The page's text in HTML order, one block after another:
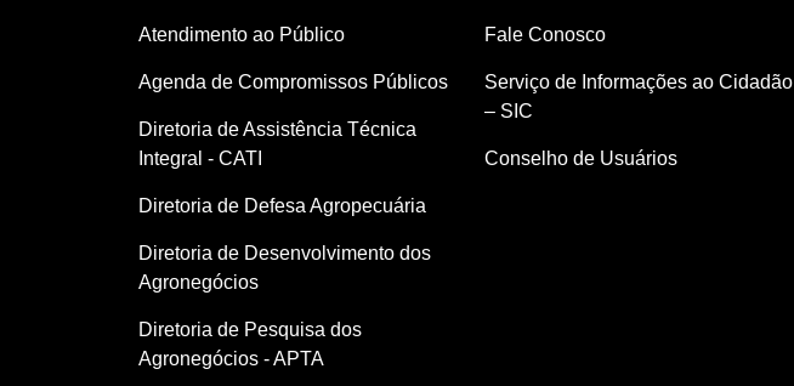
Atendimento ao Público
Agenda de Compromissos Públicos
Diretoria de Assistência Técnica
Integral - CATI
Diretoria de Defesa Agropecuária
Diretoria de Desenvolvimento dos
Agronegócios
Diretoria de Pesquisa dos
Agronegócios - APTA
Fale Conosco
Serviço de Informações ao Cidadão
– SIC
Conselho de Usuários